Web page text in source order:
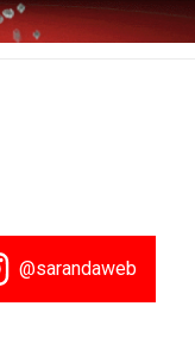
@sarandaweb